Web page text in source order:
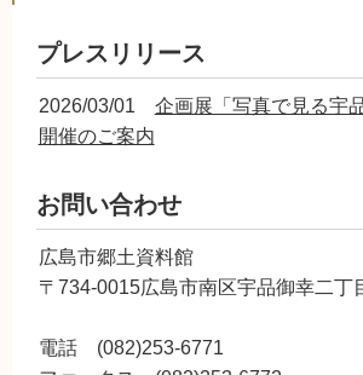
プレスリリース
2026/03/01 企画展「写真で見る宇
開催のご案内
お問い合わせ
広島市郷土資料館
〒734-0015広島市南区宇品御幸二丁
電話 (082)253-6771